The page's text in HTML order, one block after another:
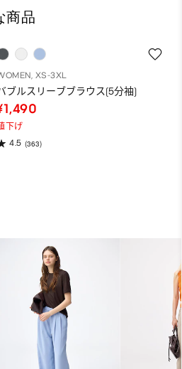
商品
XS-3XL
ブルスリーブブラウス(5分袖)
下げ
4.5 (363)